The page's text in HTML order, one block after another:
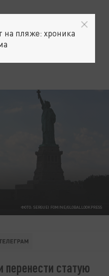
ФОТО: SERGUEI FOMINE/GLOBALLOOKPRESS
статую
на пляже: хроника